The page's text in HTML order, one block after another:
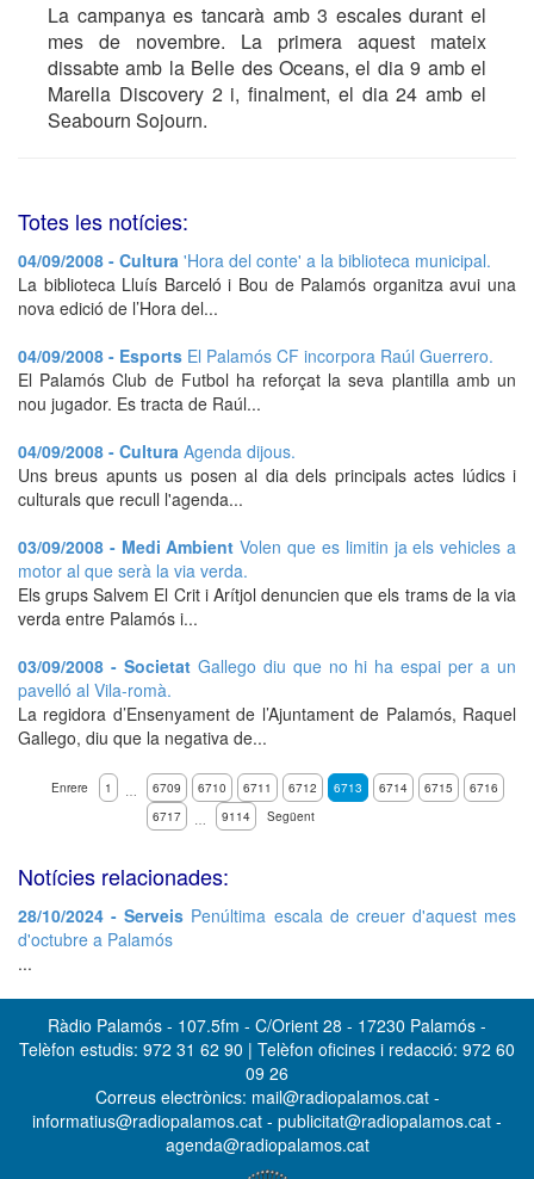
La campanya es tancarà amb 3 escales durant el
mes de novembre. La primera aquest mateix
dissabte amb la Belle des Oceans, el dia 9 amb el
Marella Discovery 2 i, finalment, el dia 24 amb el
Seabourn Sojourn.
Totes les notícies:
04/09/2008 - Cultura 'Hora del conte' a la biblioteca municipal.
La biblioteca Lluís Barceló i Bou de Palamós organitza avui una
nova edició de l’Hora del...
04/09/2008 - Esports El Palamós CF incorpora Raúl Guerrero.
El Palamós Club de Futbol ha reforçat la seva plantilla amb un
nou jugador. Es tracta de Raúl...
04/09/2008 - Cultura Agenda dijous.
Uns breus apunts us posen al dia dels principals actes lúdics i
culturals que recull l'agenda...
03/09/2008 - Medi AmbientVolen que es limitin ja els vehicles a
motor al que serà la via verda.
Els grups Salvem El Crit i Arítjol denuncien que els trams de la via
verda entre Palamós i...
03/09/2008 - Societat Gallego diu que no hi ha espai per a un
pavelló al Vila-romà.
La regidora d’Ensenyament de l’Ajuntament de Palamós, Raquel
Gallego, diu que la negativa de...
Enrere 1 … 6709 6710 6711 6712 6713 6714 6715
6716
6717
… 9114 Següent
Notícies relacionades:
28/10/2024 - Serveis Penúltima escala de creuer d'aquest mes
d'octubre a Palamós
...
Ràdio Palamós - 107.5fm - C/Orient 28 - 17230 Palamós -
Telèfon estudis: 972 31 62 90 | Telèfon oficines i redacció: 972 60
09 26
Correus electrònics: mail@radiopalamos.cat -
informatius@radiopalamos.cat - publicitat@radiopalamos.cat -
agenda@radiopalamos.cat